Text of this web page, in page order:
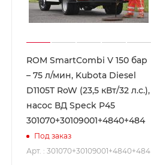
ROM SmartCombi V 150 бар
– 75 л/мин, Kubota Diesel
D1105T RoW (23,5 кВт/32 л.с.),
насос ВД Speck P45
301070+30109001+4840+484
Под заказ
Арт. : 301070+30109001+4840+484